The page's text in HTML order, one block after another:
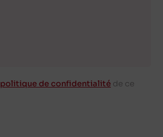
politique de confidentialité de ce